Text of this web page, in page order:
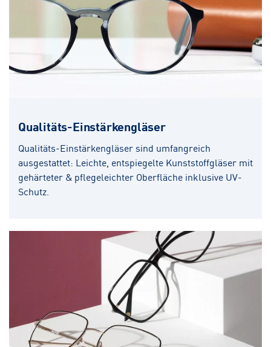
Qualitäts-Einstärkengläser
Qualitäts-Einstärkengläser sind umfangreich
ausgestattet: Leichte, entspiegelte Kunststoffgläser mit
gehärteter & pflegeleichter Oberfläche inklusive UV-
Schutz.